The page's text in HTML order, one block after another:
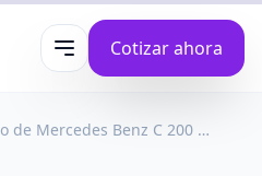
Abrir menúCotizar ahora
¿Cuál es el Seguro de Mercedes Benz C 200 más rentable?